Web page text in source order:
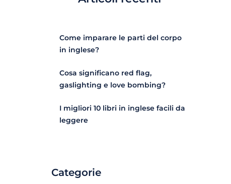
Come imparare le parti del corpo
in inglese?
Cosa significano red flag,
gaslighting e love bombing?
I migliori 10 libri in inglese facili da
leggere
Categorie